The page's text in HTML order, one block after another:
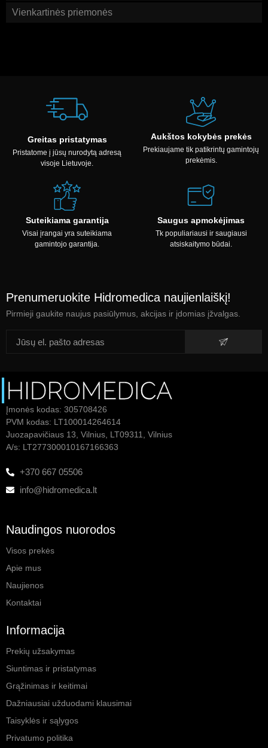
Vienkartinės priemonės
Greitas pristatymas
Pristatome į jūsų nurodytą adresą
visoje Lietuvoje.
Aukštos kokybės prekės
Prekiaujame tik patikrintų gamintojų
prekėmis.
Suteikiama garantija
Visai įrangai yra suteikiama
gamintojo garantija.
Saugus apmokėjimas
Tk populiariausi ir saugiausi
atsiskaitymo būdai.
Prenumeruokite Hidromedica naujienlaiškį!
Pirmieji gaukite naujus pasiūlymus, akcijas ir įdomias įžvalgas.
Įmonės kodas: 305708426
PVM kodas: LT100014264614
Juozapavičiaus 13, Vilnius, LT09311, Vilnius
A/s: LT277300010167166363
+370 667 05506
info@hidromedica.lt
Naudingos nuorodos
Visos prekės
Apie mus
Naujienos
Kontaktai
Informacija
Prekių užsakymas
Siuntimas ir pristatymas
Grąžinimas ir keitimai
Dažniausiai užduodami klausimai
Taisyklės ir sąlygos
Privatumo politika